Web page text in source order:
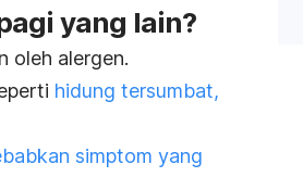
yang lain?
oleh alergen.
hidung tersumbat,
simptom yang